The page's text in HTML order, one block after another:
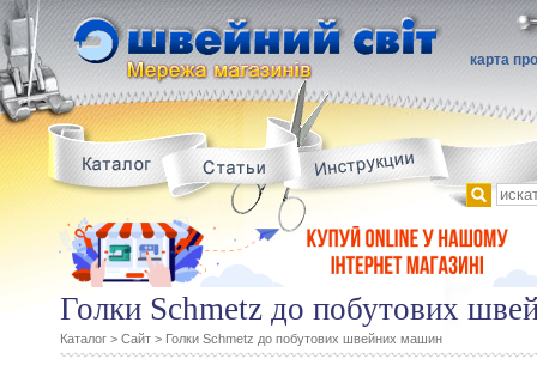
карта
Голки Schmetz до побутових
Каталог > Сайт > Голки Schmetz до побутових швейних машин